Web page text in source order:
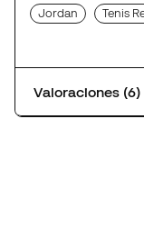
Jordan Tenis
Valoraciones (6)